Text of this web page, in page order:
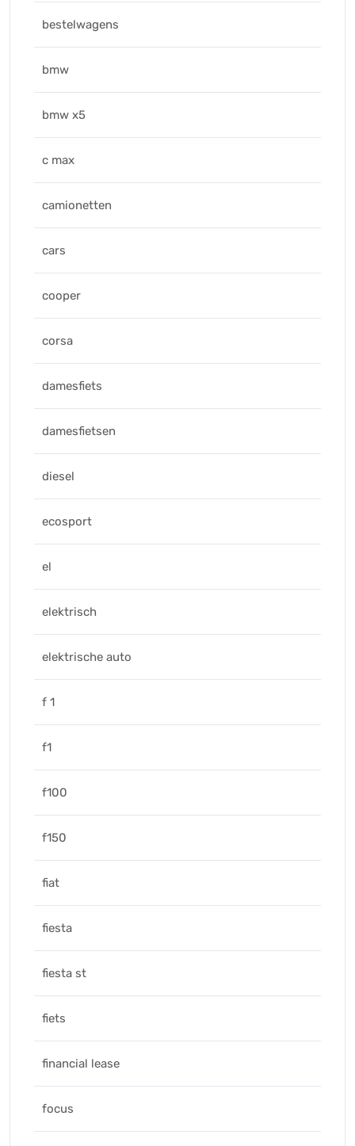
bestelwagens
bmw
bmw x5
c max
camionetten
cars
cooper
corsa
damesfiets
damesfietsen
diesel
ecosport
el
elektrisch
elektrische auto
f 1
f1
f100
f150
fiat
fiesta
fiesta st
fiets
financial lease
focus